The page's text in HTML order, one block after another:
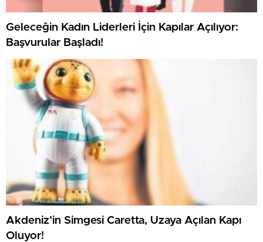
Geleceğin Kadın Liderleri İçin Kapılar Açılıyor:
Başvurular Başladı!
Akdeniz’in Simgesi Caretta, Uzaya Açılan Kapı
Oluyor!